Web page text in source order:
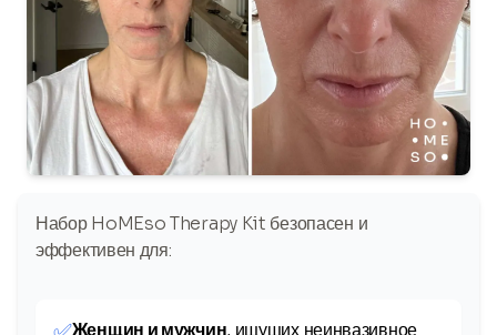
Набор HoMEso Therapy Kit безопасен и
эффективен для:
Женщин и мужчин, ищущих неинвазивное